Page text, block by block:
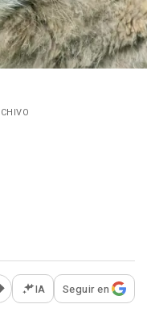
opciones para
IA Seguir en